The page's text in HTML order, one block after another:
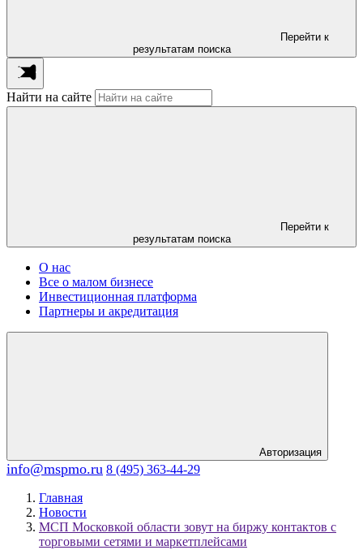
Перейти к
результатам поиска
Найти на сайте
Перейти к
результатам поиска
О нас
Все о малом бизнесе
Инвестиционная платформа
Партнеры и акредитация
Авторизация
info@mspmo.ru 8 (495) 363-44-29
Главная
Новости
МСП Московкой области зовут на биржу контактов с
торговыми сетями и маркетплейсами